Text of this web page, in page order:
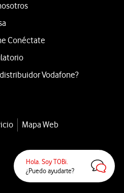
Hola. Soy TOBi.
¿Puedo ayudarte?
Conéctate
Vodafone?
Mapa Web